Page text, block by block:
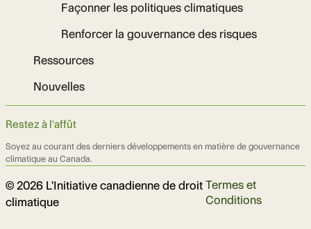
Façonner les politiques climatiques
Renforcer la gouvernance des risques
Ressources
Nouvelles
Restez à l'affût
Soyez au courant des derniers développements en matière de gouvernance
climatique au Canada.
© 2026 L'Initiative canadienne de droit
climatique
Termes et
Conditions